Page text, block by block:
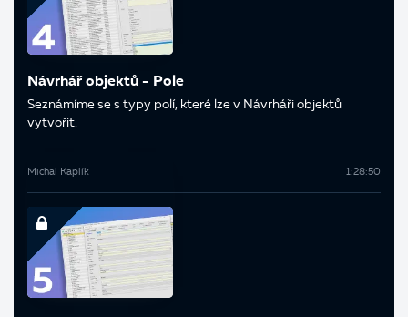
Návrhář objektů - Pole
Seznámíme se s typy polí, které lze v Návrháři objektů
vytvořit.
Michal Kaplík 1:28:50